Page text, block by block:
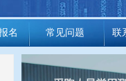
名 常见问题 联